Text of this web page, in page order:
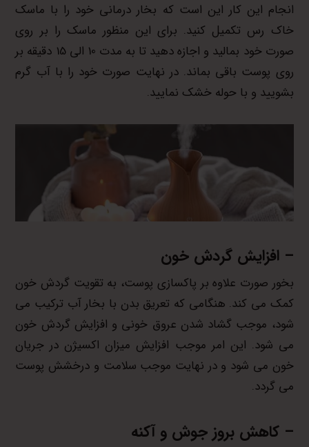
انجام این کار این است که بخار درمانی خود را با ماسک
خاک رس تکمیل کنید. برای این منظور ماسک را بر روی
صورت خود بمالید و اجازه دهید تا به مدت 10 الی 15 دقیقه بر
روی پوست باقی بماند. در نهایت صورت خود را با آب گرم
بشویید و با حوله خشک نمایید.
– افزایش گردش خون
بخور صورت علاوه بر پاکسازی پوست، به تقویت گردش خون
کمک می کند. هنگامی که تعریق بدن با بخار آب ترکیب می
شود، موجب گشاد شدن عروق خونی و افزایش گردش خون
می شود. این امر موجب افزایش میزان اکسیژن در جریان
خون می شود و در نهایت موجب سلامت و درخشش پوست
می گردد.
– کاهش بروز جوش و آکنه